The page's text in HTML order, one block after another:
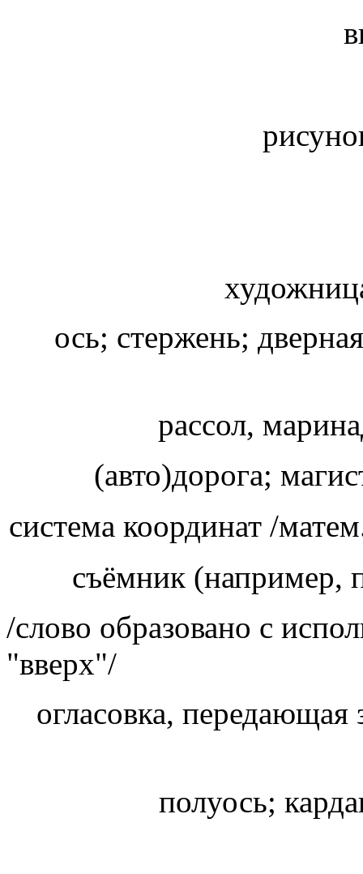
ось; стержень;
рассол,
(авто)дорога;
система координат /
съёмник
/слово образовано с
"вверх"/
огласовка, передающая
полуось;